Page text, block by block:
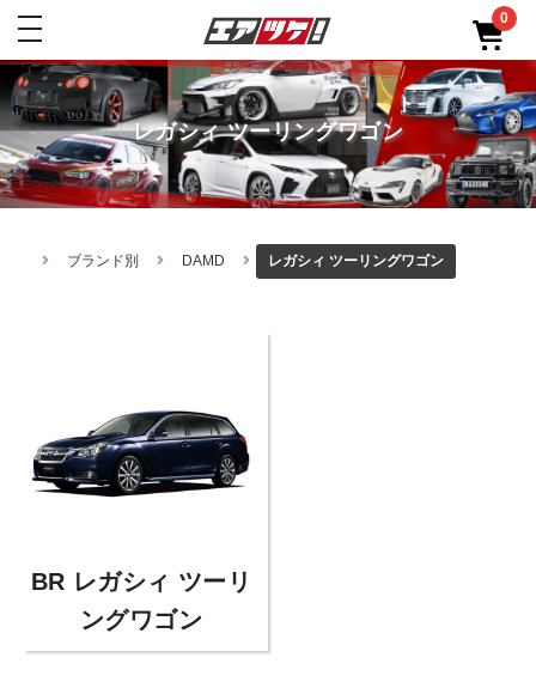
toggle
0
レガシィ ツーリングワゴン
ブランド別 DAMD レガシィ ツーリングワゴン
BR レガシィ ツーリ
ングワゴン